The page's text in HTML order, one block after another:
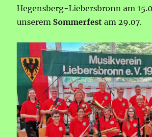
Hegensberg-Liebersbronn am
unserem Sommerfestam 29.07.